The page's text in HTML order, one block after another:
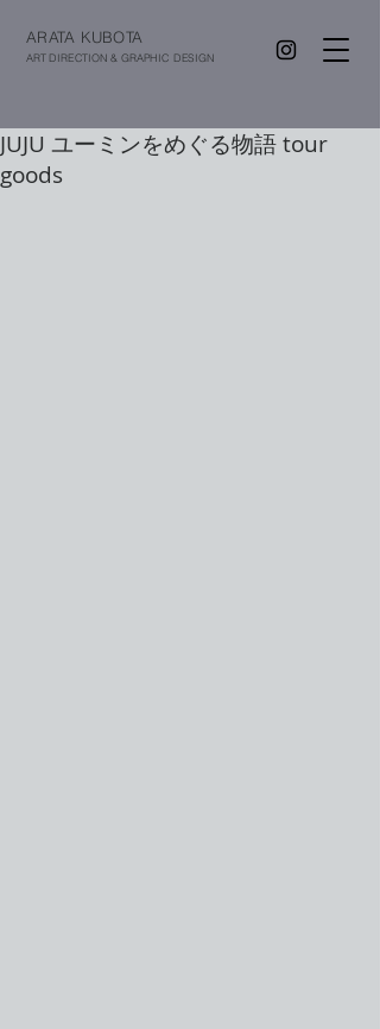
ARATA KUBOTA
ART DIRECTION & GRAPHIC DESIGN
JUJU ユーミンをめぐる物語 tour
goods